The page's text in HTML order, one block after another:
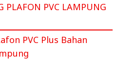
PLAFON PVC LAMPUNG
PVC Plus Bahan